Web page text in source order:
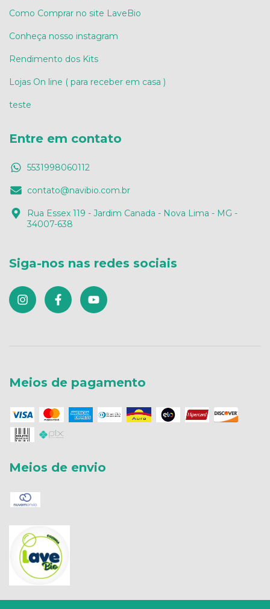
Como Comprar no site LaveBio
Conheça nosso instagram
Rendimento dos Kits
Lojas On line ( para receber em casa )
teste
Entre em contato
5531998060112
contato@navibio.com.br
Rua Essex 119 - Jardim Canada - Nova Lima - MG -
34007-638
Siga-nos nas redes sociais
Meios de pagamento
Meios de envio